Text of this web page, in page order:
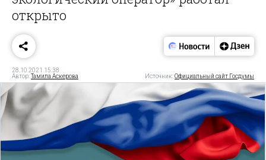
открыто
28.10.2021 15:38
Автор:Тамила Аскерова Источник:Официальный сайт Госдумы